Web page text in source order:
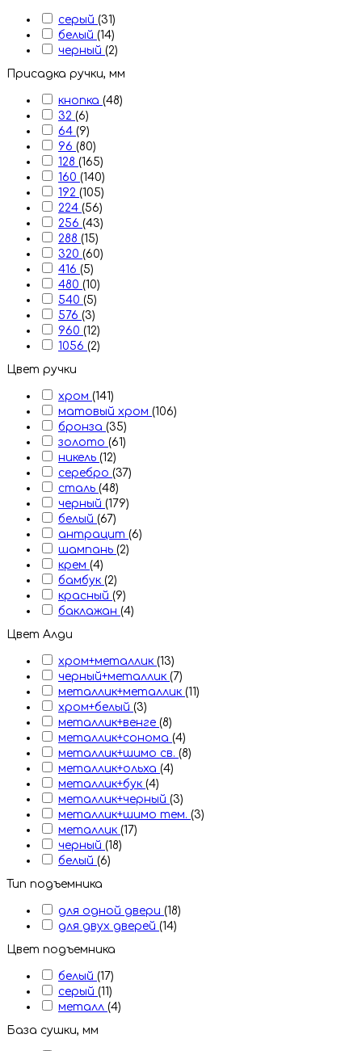
серый (31)
белый (14)
черный (2)
Присадка ручки, мм
кнопка (48)
32 (6)
64 (9)
96 (80)
128 (165)
160 (140)
192 (105)
224 (56)
256 (43)
288 (15)
320 (60)
416 (5)
480 (10)
540 (5)
576 (3)
960 (12)
1056 (2)
Цвет ручки
хром (141)
матовый хром (106)
бронза (35)
золото (61)
никель (12)
серебро (37)
сталь (48)
черный (179)
белый (67)
антрацит (6)
шампань (2)
крем (4)
бамбук (2)
красный (9)
баклажан (4)
Цвет Алди
хром+металлик (13)
черный+металлик (7)
металлик+металлик (11)
хром+белый (3)
металлик+венге (8)
металлик+сонома (4)
металлик+шимо св. (8)
металлик+ольха (4)
металлик+бук (4)
металлик+черный (3)
металлик+шимо тем. (3)
металлик (17)
черный (18)
белый (6)
Тип подъемника
для одной двери (18)
для двух дверей (14)
Цвет подъемника
белый (17)
серый (11)
металл (4)
База сушки, мм